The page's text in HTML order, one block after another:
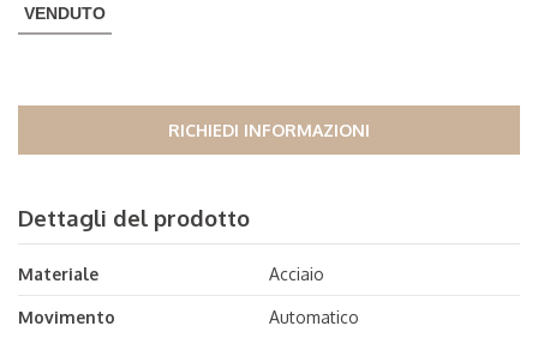
VENDUTO
RICHIEDI INFORMAZIONI
Dettagli del prodotto
Materiale Acciaio
Movimento Automatico